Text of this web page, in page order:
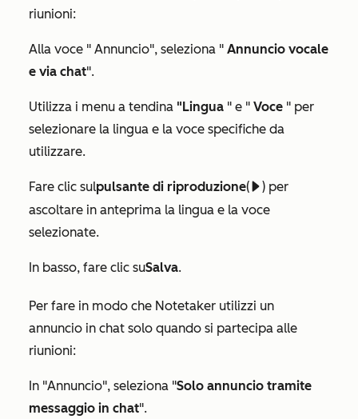
riunioni:
Alla voce " Annuncio", seleziona " Annuncio vocale
e via chat".
Utilizza i menu a tendina "Lingua " e " Voce " per
selezionare la lingua e la voce specifiche da
utilizzare.
Fare clic sulpulsante di riproduzione( playerPlayIcon) per
ascoltare in anteprima la lingua e la voce
selezionate.
In basso, fare clic suSalva.
Per fare in modo che Notetaker utilizzi un
annuncio in chat solo quando si partecipa alle
riunioni:
In "Annuncio", seleziona "Solo annuncio tramite
messaggio in chat".